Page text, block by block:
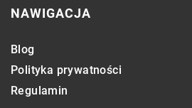
NAWIGACJA
Blog
Polityka prywatności
Regulamin